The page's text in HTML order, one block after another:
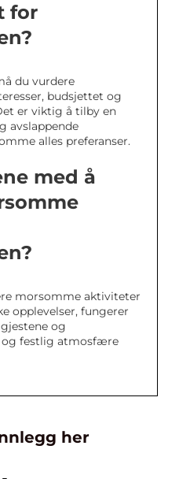
for
du vurdere
budsjettet og
er viktig å tilby en
avslappende
alles preferanser.
med å
morsomme aktiviteter
opplevelser, fungerer
og
festlig atmosfære
her